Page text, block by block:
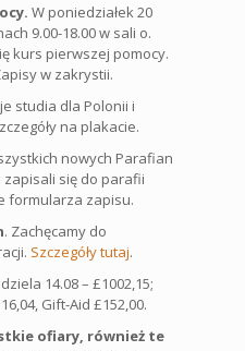
W poniedziałek 20
9.00-18.00 w sali o.
kurs pierwszej pomocy.
w zakrystii.
studia dla Polonii i
na plakacie.
nowych Parafian
zapisali się do parafii
formularza zapisu.
. Zachęcamy do
Szczegóły tutaj.
14.08 – £1002,15;
Gift-Aid £152,00.
ofiary, również te